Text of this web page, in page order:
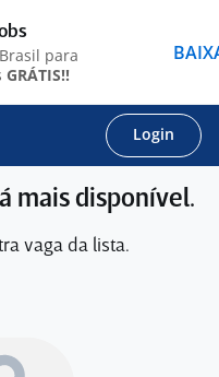
Login
mais disponível.
vaga da lista.
para
GRÁTIS!!